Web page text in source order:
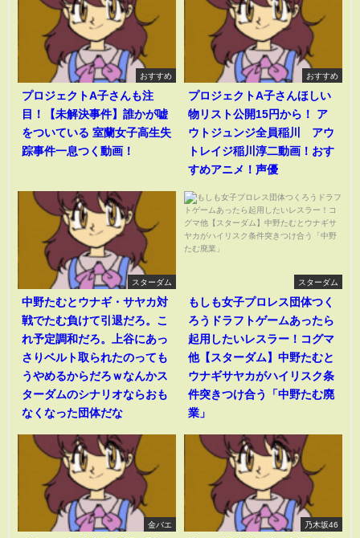
おすすめ
プロジェクトA子さんも注
目！【未解決事件】誰かが嘘
をついている 室蘭女子高生失
踪事件一息つく動画！
おすすめ
プロジェクトA子さんほしい
物リスト公開15円から！ ア
ウトジュンジ全員稲川 アウ
トレイジ稲川淳二動画！おす
すめアニメ！声優
スターダム
中野たむとウナギ・サヤカ対
戦でたむ負けて引退だろ。こ
れ予定調和だろ。上谷にあっ
さりベルト取られたのっても
うやめるからだろｗなんかス
ターダムのシナリオならおも
なくなった団体だな
スターダム
もしも女子プロレス団体つく
ろうドラフトゲームあったら
起用したいレスラー！コグマ
他【スターダム】中野たむと
ウナギサヤカがハイリスク条
件突きつけ合う「中野たむ廃
業」
金バエ 乃木坂46